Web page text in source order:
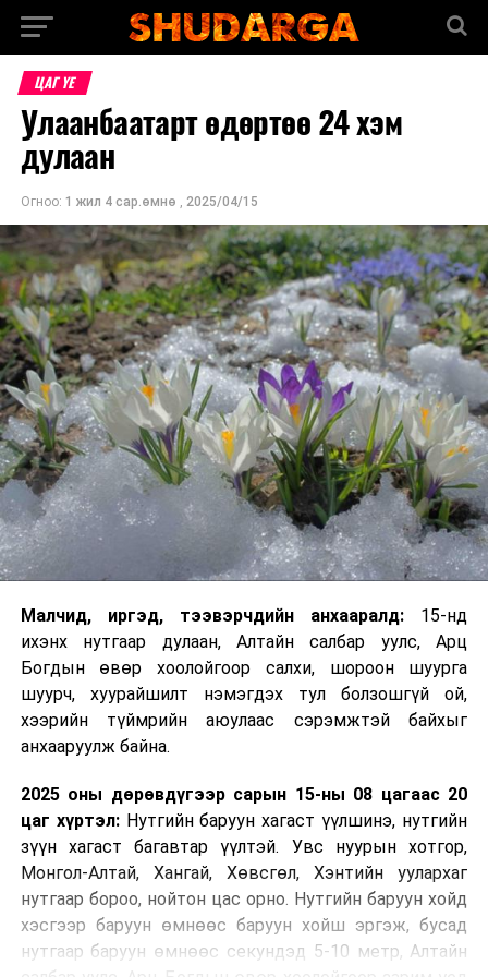
ЦАГ ҮЕ
Улаанбаатарт өдөртөө 24 хэм
дулаан
Огноо: 1 жил 4 сар.өмнө , 2025/04/15
Малчид, иргэд, тээвэрчдийн анхааралд: 15-нд
ихэнх нутгаар дулаан, Алтайн салбар уулс, Арц
Богдын өвөр хоолойгоор салхи, шороон шуурга
шуурч, хуурайшилт нэмэгдэх тул болзошгүй ой,
хээрийн түймрийн аюулаас сэрэмжтэй байхыг
анхааруулж байна.
2025 оны дөрөвдүгээр сарын 15-ны 08 цагаас 20
цаг хүртэл:Нутгийн баруун хагаст үүлшинэ, нутгийн
зүүн хагаст багавтар үүлтэй. Увс нуурын хотгор,
Монгол-Алтай, Хангай, Хөвсгөл, Хэнтийн уулархаг
нутгаар бороо, нойтон цас орно. Нутгийн баруун хойд
хэсгээр баруун өмнөөс баруун хойш эргэж, бусад
нутгаар баруун өмнөөс секундэд 5-10 метр, Алтайн